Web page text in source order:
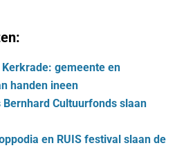
gemeente en
handen ineen
Bernhard Cultuurfonds slaan
en RUIS festival slaan de